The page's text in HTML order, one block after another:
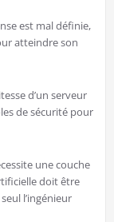
est mal définie,
atteindre son
d’un serveur
de sécurité pour
une couche
doit être
l’ingénieur